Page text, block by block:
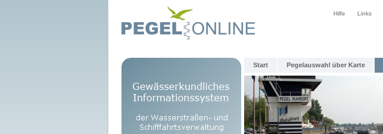
Hilfe Links
Start Pegelauswahl über Karte